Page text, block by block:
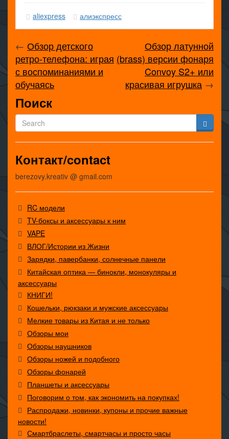
aliexpress алиэкспресс
← Обзор детского
ретро-телефона: играя
с воспоминаниями и
обучаясь
Обзор латунной
(brass) версии фонаря
Convoy S2+ или
красивая игрушка →
Поиск
Контакт/contact
berezovy.kreativ @ gmail.com
RC модели
TV-боксы и аксессуары к ним
VAPE
ВЛОГ/Истории из Жизни
Зарядки, павербанки, солнечные панели
Китайская оптика — бинокли, монокуляры и
аксессуары
КНИГИ!
Кошельки, рюкзаки и мужские аксессуары
Мелкие товары из Китая и не только
Обзоры мои
Обзоры наушников
Обзоры ножей и подобного
Обзоры фонарей
Планшеты и аксессуары
Поговорим о том, как экономить на покупках!
Распродажи, новинки, купоны и прочие важные
новости!
Смартбраслеты, смартчасы и просто часы